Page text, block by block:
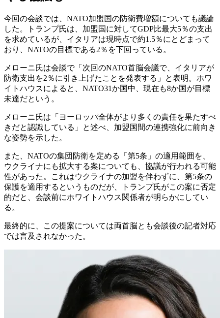
今回の会談では、NATO加盟国の防衛費増額についても議論
した。トランプ氏は、加盟国に対してGDP比最大5％の支出
を求めているが、イタリアは現時点で約1.5％にとどまって
おり、NATOの目標である2％を下回っている。
メローニ氏は会談で「次回のNATO首脳会議で、イタリアが
防衛支出を2％に引き上げたことを発表する」と表明。ホワ
イトハウスによると、NATO31か国中、現在も8か国が目標
未達だという。
メローニ氏は「ヨーロッパ全体がより多くの責任を果たすべ
きだと認識している」と述べ、加盟国間の連携強化に前向き
な姿勢を示した。
また、NATOの集団防衛を定める「第5条」の適用範囲を、
ウクライナにも拡大する案についても、協議が行われる可能
性があった。これはウクライナの加盟を伴わずに、第5条の
保護を適用するというものだが、トランプ氏がこの案に否定
的だと、会談前にホワイトハウス関係者が明らかにしてい
る。
最終的に、この提案については両首脳とも会談後の記者対応
では言及されなかった。